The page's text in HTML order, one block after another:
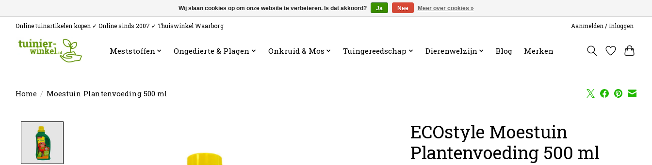
Online tuinartikelen kopen ✓ Online sinds 2007 ✓ Thuiswinkel Waarborg Aanmelden / Inloggen
Meststoffen Ongedierte & Plagen Onkruid & Mos Tuingereedschap Dierenwelzijn Blog Merken
Home / Moestuin Plantenvoeding 500 ml
ECOstyle Moestuin
Plantenvoeding 500 ml
Wij slaan cookies op om onze website te verbeteren. Is dat akkoord? Ja Nee Meer over cookies »